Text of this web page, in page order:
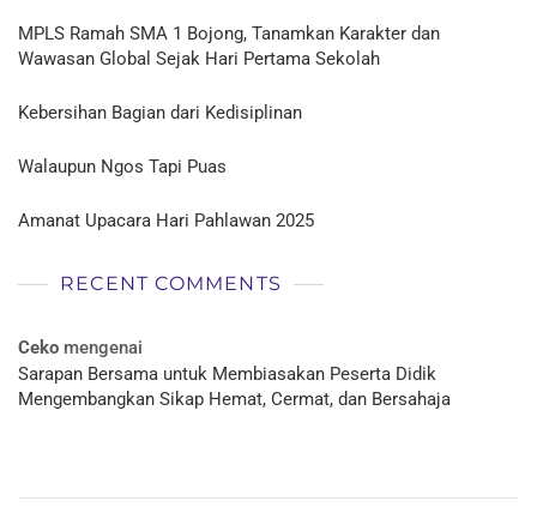
MPLS Ramah SMA 1 Bojong, Tanamkan Karakter dan
Wawasan Global Sejak Hari Pertama Sekolah
Kebersihan Bagian dari Kedisiplinan
Walaupun Ngos Tapi Puas
Amanat Upacara Hari Pahlawan 2025
RECENT COMMENTS
Ceko mengenai
Sarapan Bersama untuk Membiasakan Peserta Didik
Mengembangkan Sikap Hemat, Cermat, dan Bersahaja